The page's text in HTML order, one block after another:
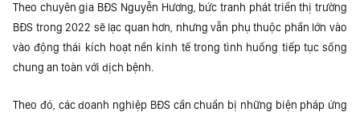
Theo chuyên gia BĐS Nguyễn Hương, bức tranh phát triển thị trường
BĐS trong 2022 sẽ lạc quan hơn, nhưng vẫn phụ thuộc phần lớn vào
vào động thái kích hoạt nền kinh tế trong tình huống tiếp tục sống
chung an toàn với dịch bệnh.
Theo đó, các doanh nghiệp BĐS cần chuẩn bị những biện pháp ứng